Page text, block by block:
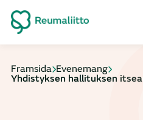
Framsida Evenemang
Yhdistyksen hallituksen